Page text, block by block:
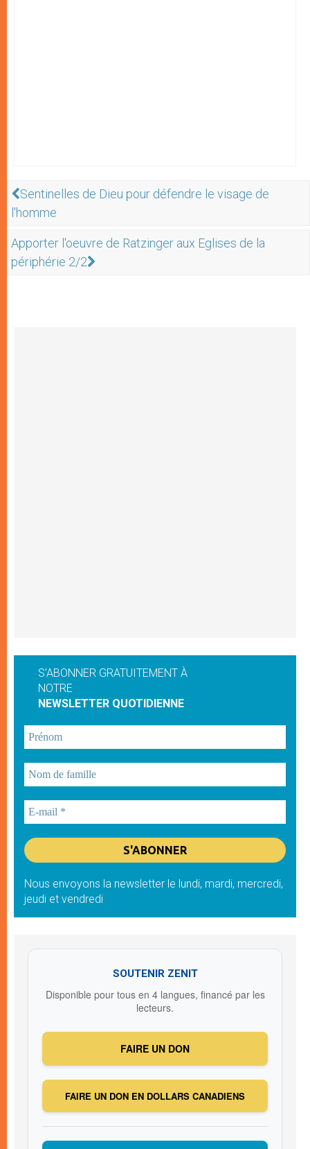
Sentinelles de Dieu pour défendre le visage de
l'homme
Apporter l'oeuvre de Ratzinger aux Eglises de la
périphérie 2/2
S'ABONNER GRATUITEMENT À
NOTRE
NEWSLETTER QUOTIDIENNE
Nous envoyons la newsletter le lundi, mardi, mercredi,
jeudi et vendredi
SOUTENIR ZENIT
Disponible pour tous en 4 langues, financé par les
lecteurs.
FAIRE UN DON
FAIRE UN DON EN DOLLARS CANADIENS